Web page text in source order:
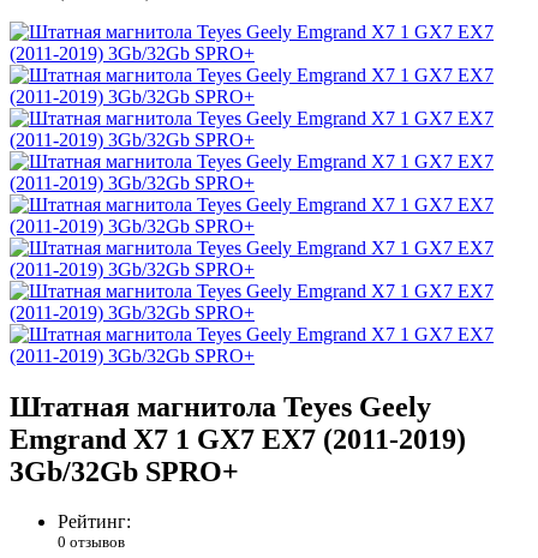
Штатная магнитола Teyes Geely
Emgrand X7 1 GX7 EX7 (2011-2019)
3Gb/32Gb SPRO+
Рейтинг:
0 отзывов